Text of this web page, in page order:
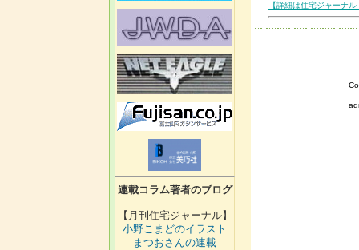
連載コラム著者のブログ
【月刊住宅ジャーナル】
小野こまどのイラスト
まつおさんの連載
【詳細は住宅ジャーナ